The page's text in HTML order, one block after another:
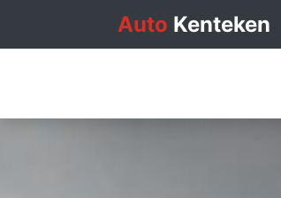
Auto Kenteken